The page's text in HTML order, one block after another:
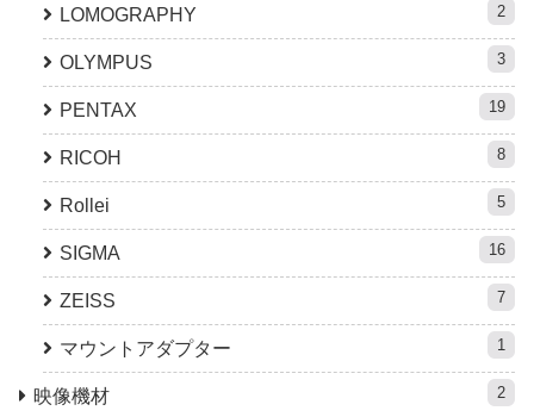
LOMOGRAPHY 2
OLYMPUS 3
PENTAX 19
RICOH 8
Rollei 5
SIGMA 16
ZEISS 7
マウントアダプター 1
映像機材 2